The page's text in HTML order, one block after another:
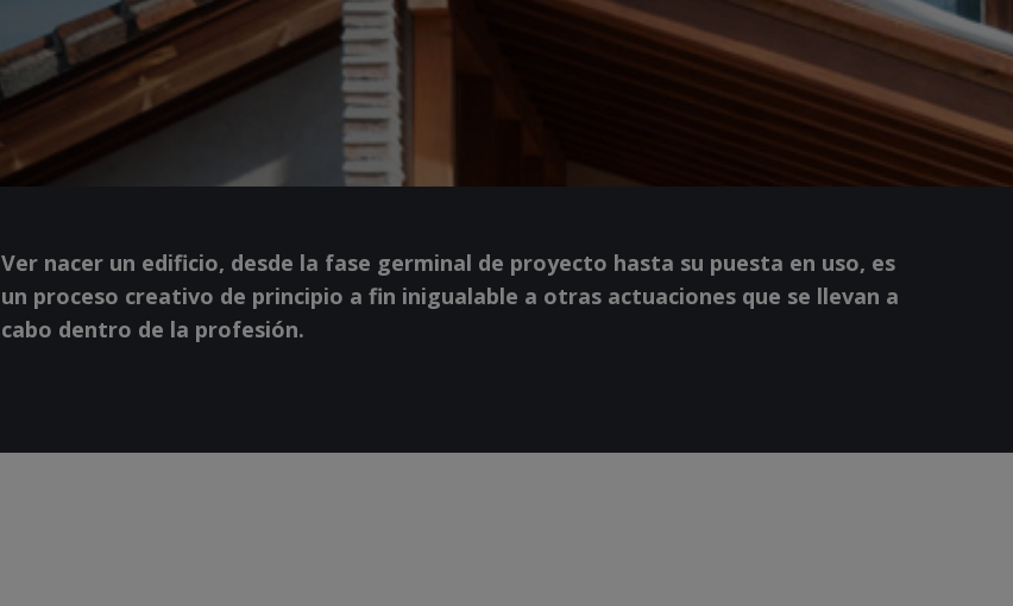
Ver nacer un edificio, desde la fase germinal de proyecto hasta su puesta en uso, es
un proceso creativo de principio a fin inigualable a otras actuaciones que se llevan a
cabo dentro de la profesión.